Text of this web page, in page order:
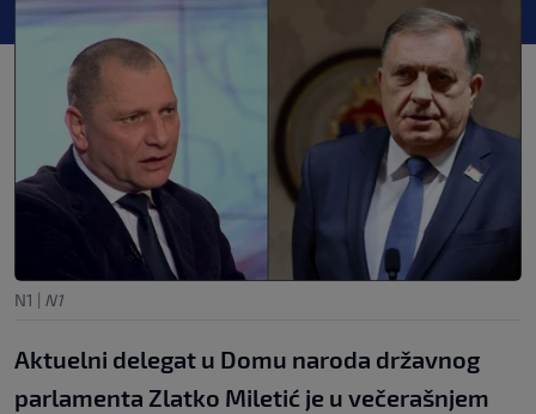
N1 | N1
Aktuelni delegat u Domu naroda državnog
parlamenta Zlatko Miletić je u večerašnjem